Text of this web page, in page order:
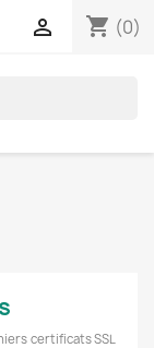
shopping_cart (0)

certificats SSL